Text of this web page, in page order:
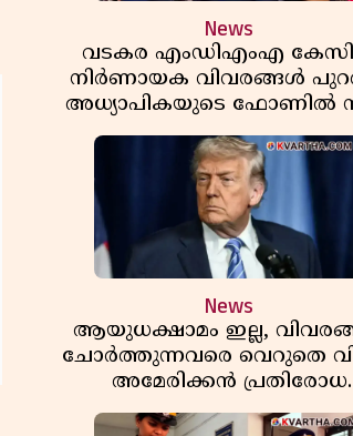
News
വടകര എംഡിഎംഎ
നിർണായക വിവരങ്ങൾ
അധ്യാപികയുടെ ഫോണിൽ
ലഹരി ഇടപാട് ചാറ്റുകൾ
News
ആയുധക്ഷാമം ഇല്ല,
ചോർത്തുന്നവരെ വെറുതെ
അമേരിക്കൻ പ്രതിരോധ
സെക്രട്ടറിയുമായി